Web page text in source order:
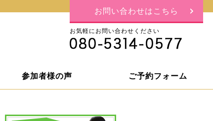
お問い合わせはこちら
お気軽にお問い合わせください
参加者様の声 ご予約フォーム